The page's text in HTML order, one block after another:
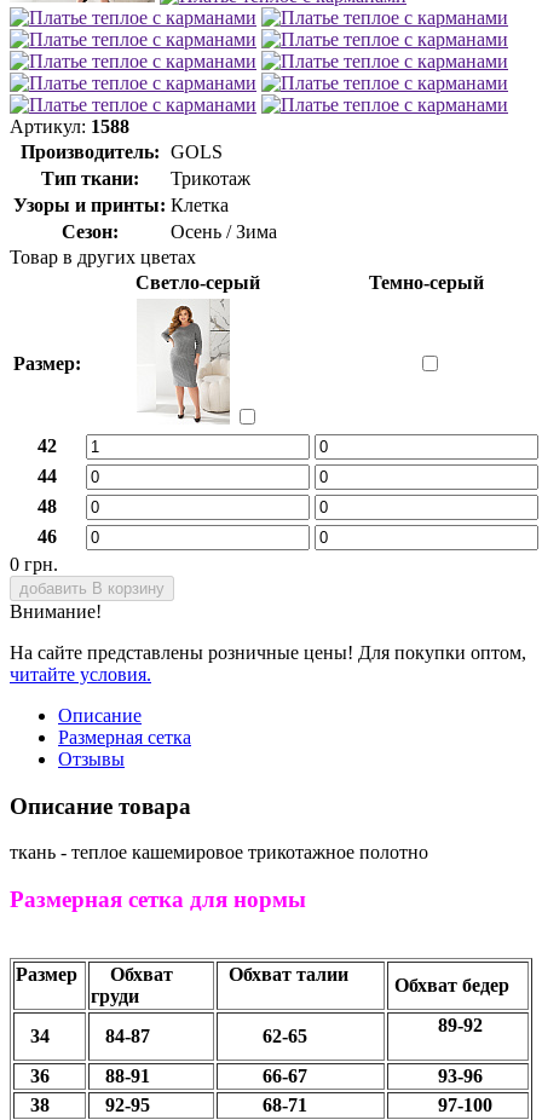
Артикул: 1588
Производитель: GOLS
Тип ткани:
Трикотаж
Узоры и принты: Клетка
Сезон:
Осень / Зима
Товар в других цветах
Светло-серый
Темно-серый
Размер:
42
44
48
46
0 грн.
добавить В корзину
Внимание!
На сайте представлены розничные цены! Для покупки оптом,
читайте условия.
Описание
Размерная сетка
Отзывы
Описание товара
ткань - теплое кашемировое трикотажное полотно
Размерная сетка для нормы
Размер
Обхват
груди
Обхват талии
Обхват бедер
34 84-87 62-65
89-92
36 88-91 66-67
93-96
38
92-95 68-71
97-100